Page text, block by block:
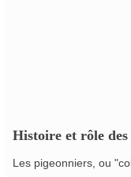
Histoire et rôle
Les pigeonniers, ou